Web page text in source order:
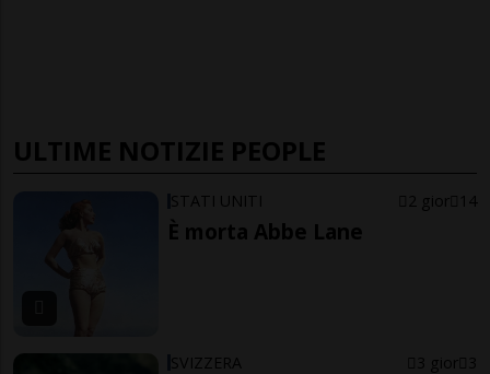
ULTIME NOTIZIE PEOPLE
STATI UNITI 2 gior 14
È morta Abbe Lane
SVIZZERA 3 gior 3